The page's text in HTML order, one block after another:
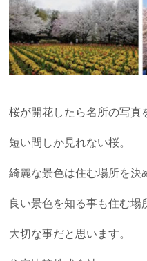
桜が開花したら名所の写真
短い間しか見れない桜。
綺麗な景色は住む場所を決
良い景色を知る事も住む場
大切な事だと思います。